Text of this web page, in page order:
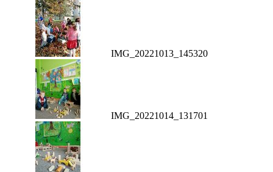
IMG_20221013_145320
IMG_20221014_131701